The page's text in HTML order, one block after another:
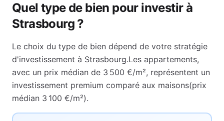
Quel type de bien pour investir à
Strasbourg ?
Le choix du type de bien dépend de votre stratégie
d'investissement à Strasbourg.Les appartements,
avec un prix médian de 3 500 €/m², représentent un
investissement premium comparé aux maisons(prix
médian 3 100 €/m²).